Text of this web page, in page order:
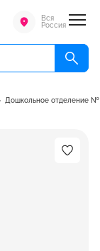
Вся
Россия
Дошкольное отделение